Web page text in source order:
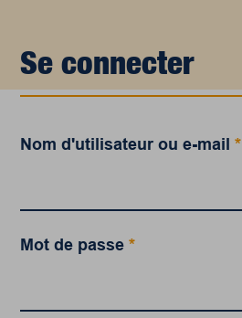
Se connecter
Nom d'utilisateur ou e-mail*
Mot de passe*